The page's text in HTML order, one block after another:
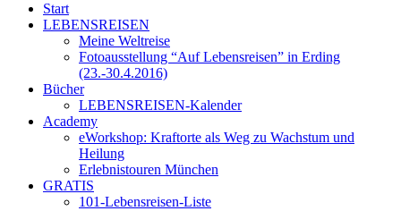
Start
LEBENSREISEN
Meine Weltreise
Fotoausstellung “Auf Lebensreisen” in Erding
(23.-30.4.2016)
Bücher
LEBENSREISEN-Kalender
Academy
eWorkshop: Kraftorte als Weg zu Wachstum und
Heilung
Erlebnistouren München
GRATIS
101-Lebensreisen-Liste